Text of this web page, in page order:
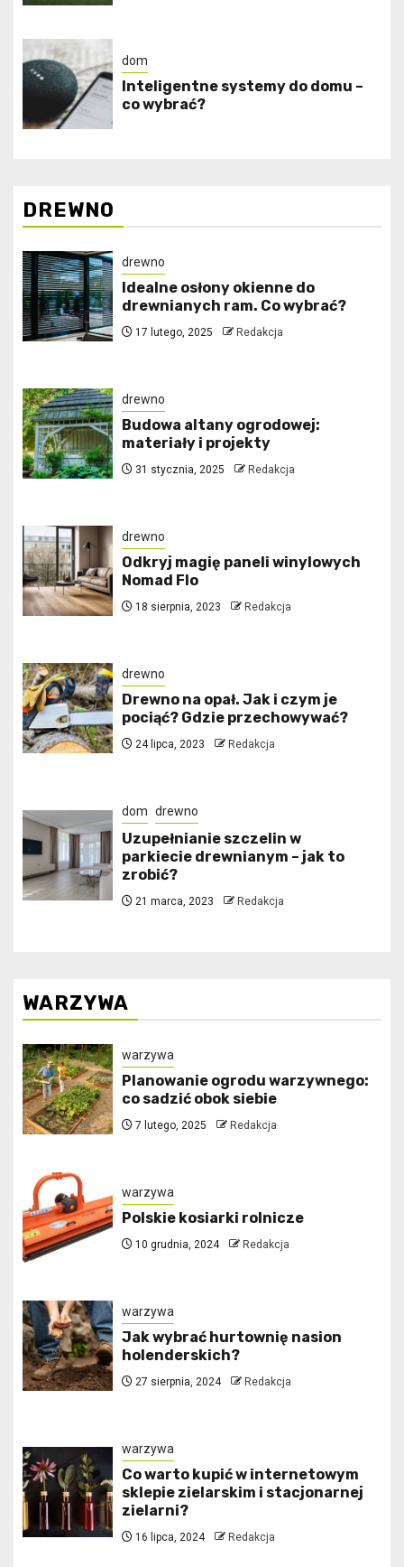
dom
Inteligentne systemy do domu –
co wybrać?
DREWNO
drewno
Idealne osłony okienne do
drewnianych ram. Co wybrać?
17 lutego, 2025 Redakcja
drewno
Budowa altany ogrodowej:
materiały i projekty
31 stycznia, 2025 Redakcja
drewno
Odkryj magię paneli winylowych
Nomad Flo
18 sierpnia, 2023 Redakcja
drewno
Drewno na opał. Jak i czym je
pociąć? Gdzie przechowywać?
24 lipca, 2023 Redakcja
dom drewno
Uzupełnianie szczelin w
parkiecie drewnianym – jak to
zrobić?
21 marca, 2023 Redakcja
WARZYWA
warzywa
Planowanie ogrodu warzywnego:
co sadzić obok siebie
7 lutego, 2025 Redakcja
warzywa
Polskie kosiarki rolnicze
10 grudnia, 2024 Redakcja
warzywa
Jak wybrać hurtownię nasion
holenderskich?
27 sierpnia, 2024 Redakcja
warzywa
Co warto kupić w internetowym
sklepie zielarskim i stacjonarnej
zielarni?
16 lipca, 2024 Redakcja